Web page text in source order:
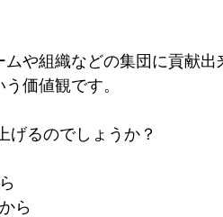
や組織などの集団に貢献出
価値観です。
げるのでしょうか？
ら